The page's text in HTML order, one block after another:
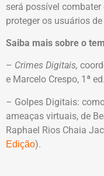
será possível
proteger os usuários
Saiba mais sobre o
– Crimes Digitais,
e Marcelo Crespo, 1ª
– Golpes Digitais:
ameaças virtuais, de
Raphael Rios Chaia
Edição).